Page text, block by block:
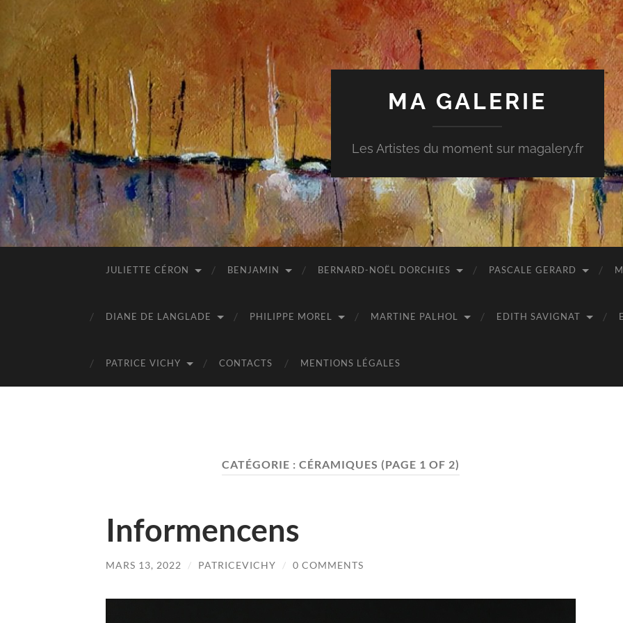
MA GALERIE
Les Artistes du moment sur magalery.fr
JULIETTE CÉRON BENJAMIN BERNARD-NOËL DORCHIES PASCALE GERARD
DIANE DE LANGLADE PHILIPPE MOREL MARTINE PALHOL EDITH SAVIGNAT
PATRICE VICHY CONTACTS MENTIONS LÉGALES
CATÉGORIE : CÉRAMIQUES (PAGE 1 OF 2)
Informencens
MARS 13, 2022 / PATRICEVICHY / 0 COMMENTS